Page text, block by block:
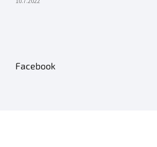
Facebook